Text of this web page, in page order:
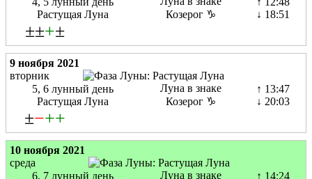
Растущая Луна
Козерог ♑
↓ 18:51
±±+±
9 ноября 2021
вторник
5, 6 лунный день
Растущая Луна
Луна в знаке
Козерог ♑
↑ 13:47
↓ 20:03
±−++
10 ноября 2021
среда
6, 7 лунный день
Луна в знаке ↑ 14:24